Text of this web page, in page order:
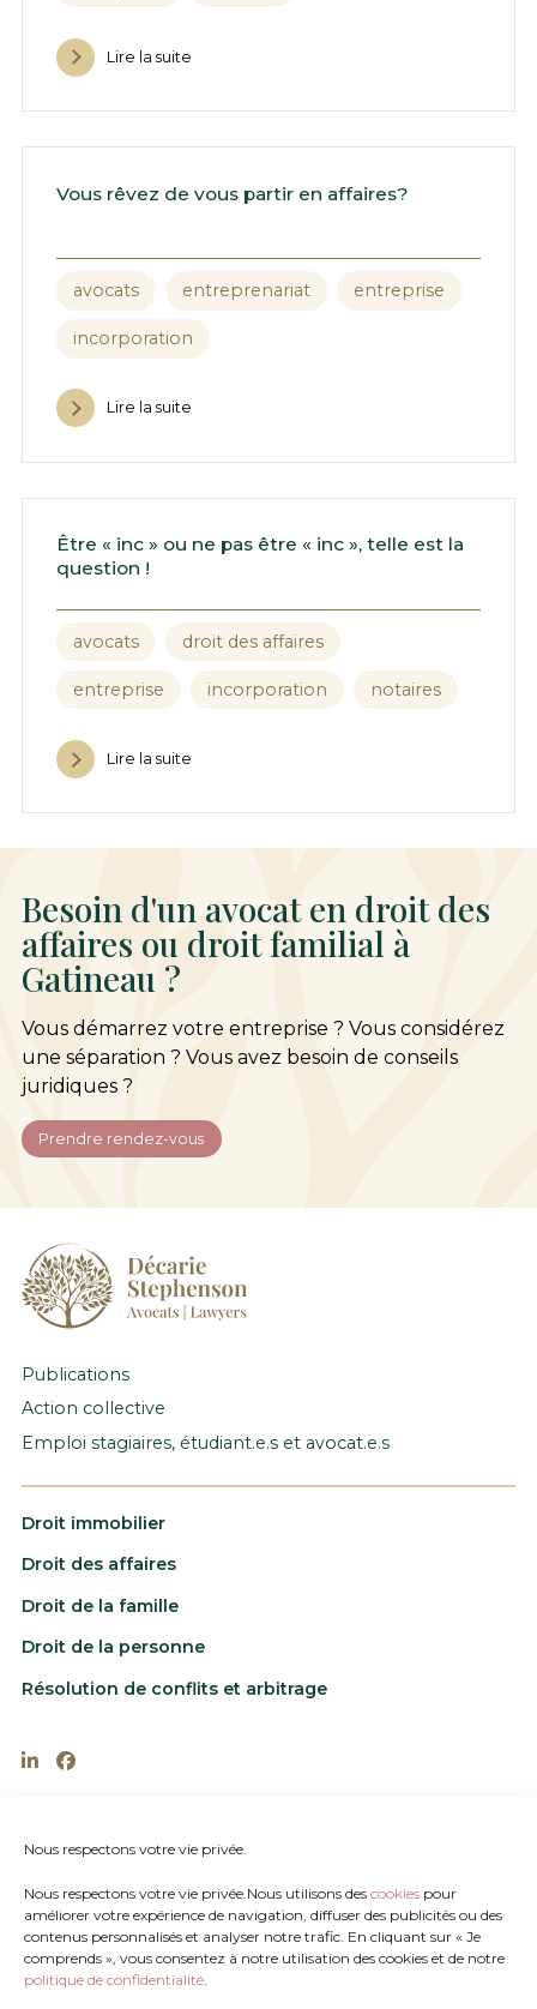
Nous respectons votre vie privée.
Nous respectons votre vie privée.Nous utilisons des cookies pour
améliorer votre expérience de navigation, diffuser des publicités ou des
contenus personnalisés et analyser notre trafic. En cliquant sur « Je
comprends », vous consentez à notre utilisation des cookies et de notre
politique de confidentialité.
Lire la suite
Vous rêvez de vous partir en affaires?
avocats entreprenariat entreprise
incorporation
Lire la suite
Être « inc » ou ne pas être « inc », telle est la
question !
avocats droit des affaires
entreprise incorporation notaires
Lire la suite
Besoin d'un avocat en droit des
affaires ou droit familial à
Gatineau ?
Vous démarrez votre entreprise ? Vous considérez
une séparation ? Vous avez besoin de conseils
juridiques ?
Prendre rendez-vous
Publications
Action collective
Emploi stagiaires, étudiant.e.s et avocat.e.s
Droit immobilier
Droit des affaires
Droit de la famille
Droit de la personne
Résolution de conflits et arbitrage
Fax : 819.770.6667
medecarie@avocatsgatineau.ca
mestephenson@avocatsgatineau.ca